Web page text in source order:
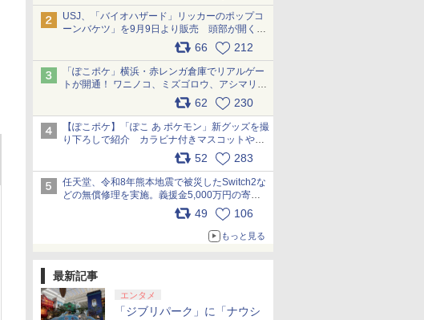
USJ、「バイオハザード」リッカーのポップコ
ーンバケツ」を9月9日より販売 頭部が開く仕
組み。味は恐怖を堪のう「味噌フレーバー」
66 212
「ぽこポケ」横浜・赤レンガ倉庫でリアルゲー
トが開通！ ワニノコ、ミズゴロウ、アシマリ登
場シーンをレポート pic.x.com/LDgEByVl6D
62 230
【ぽこポケ】「ぽこ あ ポケモン」新グッズを撮
り下ろしで紹介 カラビナ付きマスコットやス
52 283
任天堂、令和8年熊本地震で被災したSwitch2な
どの無償修理を実施。義援金5,000万円の寄付
も発表 pic.x.com/BAYsMfUfUC
49 106
もっと見る
最新記事
エンタメ
「ジブリパーク」に「ナウシ